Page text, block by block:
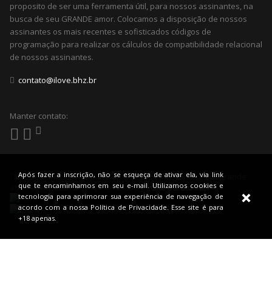
proposito de ser uma ferramenta útil, para nossos assinantes, na
busca de seu GRANDE amor. Colocamos a disposição de nossos
assinantes os mais recentes e sofisticados códigos de
programação para realizar os cálculos de compatibilidade relacional
de nossos assinantes.
contato@ilove.bhz.br
Manter contato:
Todos os Direitos Reservados © 2022 I LOVE BHZ - O seu grande
amor pode estar aqui! | Powered by | Site Barato .NET
Após fazer a inscrição, não se esqueça de ativar ela, via link
que te encaminhamos em seu e-mail. Utilizamos cookies e
tecnologia para aprimorar sua experiência de navegação de
acordo com a nossa Política de Privacidade. Esse site é para
+18 apenas.